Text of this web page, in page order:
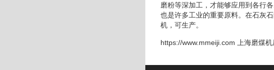
磨粉等深加工，才能够应用到各行
也是许多工业的重要原料。在石灰
机，可生产。
https://www.mmeiji.com 上海磨煤